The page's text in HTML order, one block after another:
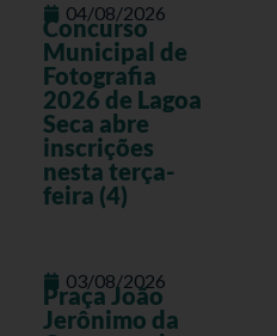
04/08/2026
Concurso
Municipal de
Fotografia
2026 de Lagoa
Seca abre
inscrições
nesta terça-
feira (4)
03/08/2026
Praça João
Jerônimo da